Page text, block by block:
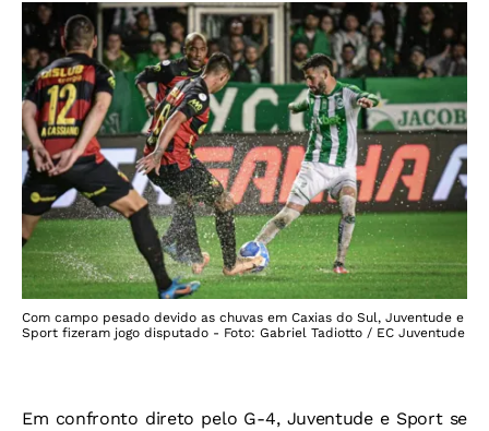
Com campo pesado devido as chuvas em Caxias do Sul, Juventude e
Sport fizeram jogo disputado - Foto: Gabriel Tadiotto / EC Juventude
Em confronto direto pelo G-4, Juventude e Sport se